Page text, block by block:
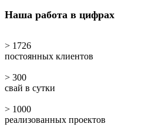
Наша работа в цифрах
> 1726
постоянных клиентов
> 300
свай в сутки
> 1000
реализованных проектов